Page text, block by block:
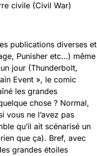
civile (Civil War)
publications diverses et
Punisher etc…) même
jour (Thunderbolt,
Event », le comic
les grandes
chose ? Normal,
vous ne l’avez pas
qu’il ait scénarisé un
que ça). Bref, avec
grandes étoiles